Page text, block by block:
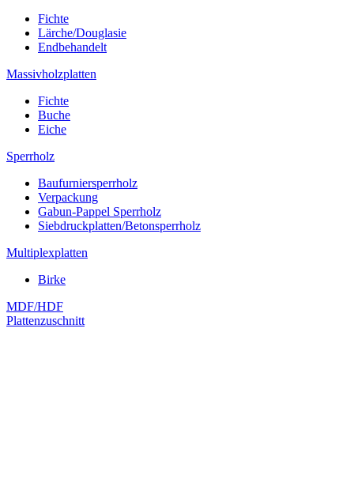
Fichte
Lärche/Douglasie
Endbehandelt
Massivholzplatten
Fichte
Buche
Eiche
Sperrholz
Baufurniersperrholz
Verpackung
Gabun-Pappel Sperrholz
Siebdruckplatten/Betonsperrholz
Multiplexplatten
Birke
MDF/HDF
Plattenzuschnitt